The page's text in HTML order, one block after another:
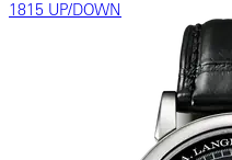
1815 UP/DOWN